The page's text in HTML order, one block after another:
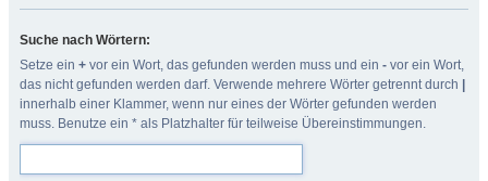
Suche nach Wörtern:
Setze ein + vor ein Wort, das gefunden werden muss und ein - vor ein Wort,
das nicht gefunden werden darf. Verwende mehrere Wörter getrennt durch
innerhalb einer Klammer, wenn nur eines der Wörter gefunden werden
muss. Benutze ein * als Platzhalter für teilweise Übereinstimmungen.